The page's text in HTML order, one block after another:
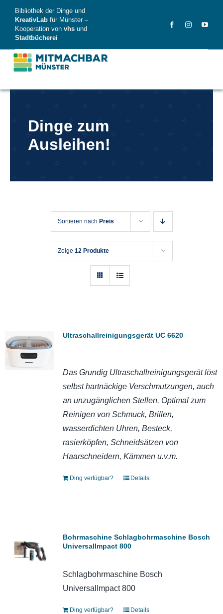
content
Bibliothek der Dinge und
KreativLab für Münster –
Kooperation von vhs und
Stadtbücherei
Dinge
FAQ
Dinge zum
Ausleihen!
Sortieren nach Preis
Zeige 12 Produkte
Ultraschallreinigungsgerät UC 6620
Das Grundig Ultraschallreinigungsgerät löst
selbst hartnäckige Verschmutzungen, auch
an unzugänglichen Stellen. Optimal zum
Reinigen von Schmuck, Brillen,
wasserdichten Uhren, Besteck,
rasierköpfen, Schneidsätzen von
Haarschneidern, Kämmen u.v.m.
Ding verfügbar? Details
Bohrmaschine Schlagbohrmaschine Bosch
UniversalImpact 800
Schlagbohrmaschine Bosch
UniversalImpact 800
Ding verfügbar? Details